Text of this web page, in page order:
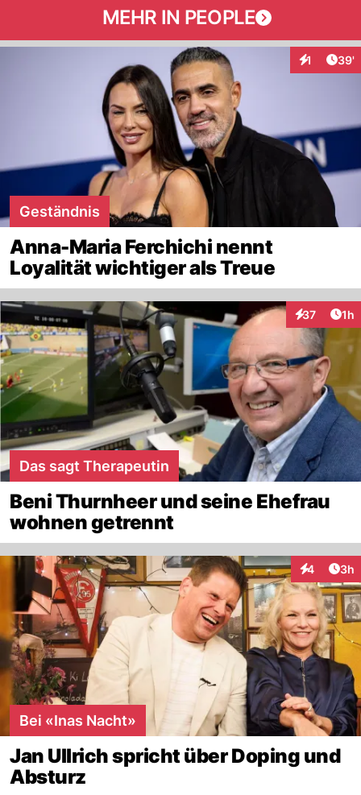
MEHR IN PEOPLE
1 39'
Geständnis
Anna-Maria Ferchichi nennt
Loyalität wichtiger als Treue
37 1h
Das sagt Therapeutin
Beni Thurnheer und seine Ehefrau
wohnen getrennt
4 3h
Bei «Inas Nacht»
Jan Ullrich spricht über Doping und
Absturz